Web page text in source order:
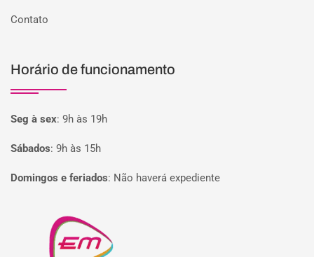
Contato
Horário de funcionamento
Seg à sex: 9h às 19h
Sábados: 9h às 15h
Domingos e feriados: Não haverá expediente
Página inicial